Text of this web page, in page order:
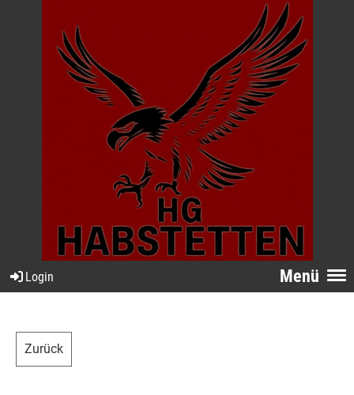
Menü
Login
Zurück